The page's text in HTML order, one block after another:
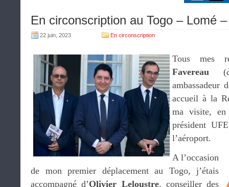
En circonscription au Togo – Lomé
22 juin, 2023 En circonscription
Tous mes
Favereau (
ambassadeur
accueil à la
ma visite,
président
l’aéroport.
A l’occasion
de mon premier déplacement au Togo, j’étais
accompagné d’Olivier Leloustre, conseiller des